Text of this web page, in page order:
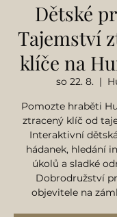
Dětské
Tajemství
klíče na
so 22. 8.
  |
Pomozte hraběti
ztracený klíč od
Interaktivní
hádanek, hledání
úkolů a sladké
Dobrodružství
objevitele na